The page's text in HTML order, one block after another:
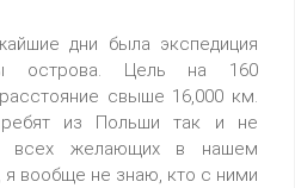
дни была экспедиция
острова. Цель на 160
свыше 16,000 км.
ребят из Польши так и не
всех желающих в нашем
я вообще не знаю, кто с ними